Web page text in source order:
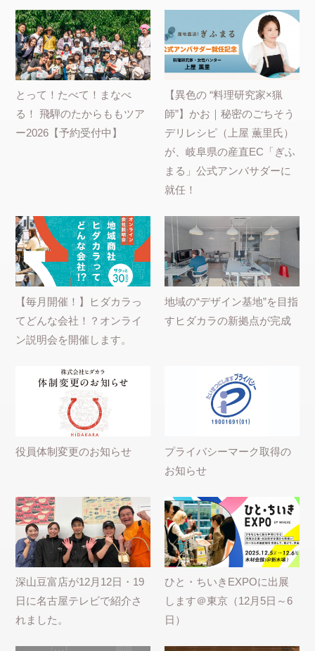
とって！たべて！まなべ
る！ 飛騨のたからももツア
ー2026【予約受付中】
【異色の “料理研究家×猟
師”】かお｜秘密のごちそう
デリレシピ（上屋 薫里氏）
が、岐阜県の産直EC「ぎふ
まる」公式アンバサダーに
就任！
【毎月開催！】ヒダカラっ
てどんな会社！？オンライ
ン説明会を開催します。
地域の“デザイン基地”を目指
すヒダカラの新拠点が完成
役員体制変更のお知らせ
プライバシーマーク取得の
お知らせ
深山豆富店が12月12日・19
日に名古屋テレビで紹介さ
れました。
ひと・ちいきEXPOに出展
します＠東京（12月5日～6
日）